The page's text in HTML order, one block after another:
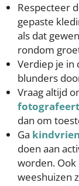
Respecteer
gepaste
als dat
rondom
Verdiep je in
blunders
Vraag altijd
fotografeert
dan om
Ga
doen aan
worden. Ook
weeshuizen